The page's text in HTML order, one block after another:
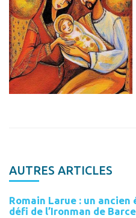
AUTRES ARTICLES
Romain Larue : un
défi de l’Ironman de